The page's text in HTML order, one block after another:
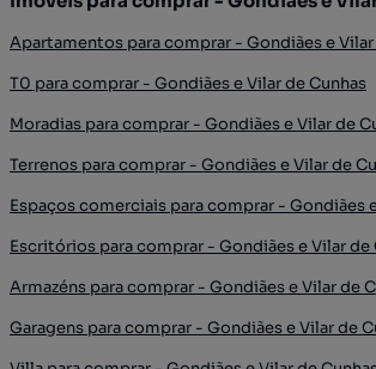
Apartamentos para comprar - Gondiães e Vilar
T0 para comprar - Gondiães e Vilar de Cunhas
Moradias para comprar - Gondiães e Vilar de
Terrenos para comprar - Gondiães e Vilar de
Espaços comerciais para comprar - Gondiães
Escritórios para comprar - Gondiães e Vilar de
Armazéns para comprar - Gondiães e Vilar de
Garagens para comprar - Gondiães e Vilar de